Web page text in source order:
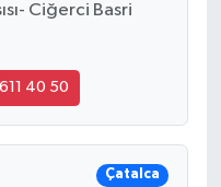
Ciğerci Basri
40 50
Çatalca